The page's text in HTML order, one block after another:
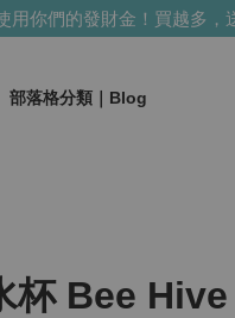
們的發財金！買越多，送
部落格分類｜Blog
杯 Bee